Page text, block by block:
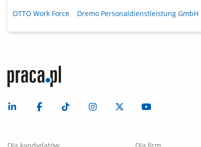
OTTO Work Force Dremo Personaldienstleistung GmbH